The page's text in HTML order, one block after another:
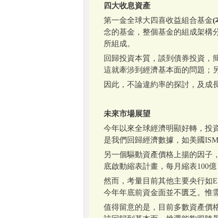
四大收息資產
第一金全球大四喜收益組合基金(
念的基金，整個基金的組成架構
所組成。
回歸投資本質，談到債券投資，
這就牽涉到經濟基本面的問題；
因此，不論違約率的探討，及成
未來市場展望
今年以來全球經濟明顯好轉，投
是我們回歸經濟數據，如美國
另一個驅動資產價格上揚的因子
底啟動縮表計畫，每月縮表100
然而，考量目前其他主要央行如
今年年底前資金面並不匱乏。惟
值得留意的是，目前多數資產價